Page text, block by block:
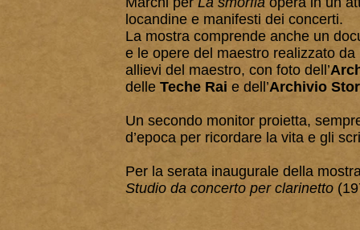
locandine e manifesti dei concerti.
La mostra comprende anche un
e le opere del maestro realizzato da
allievi del maestro, con foto dell’
delle Teche Rai e dell’Archivio
Un secondo monitor proietta,
d’epoca per ricordare la vita e gli
Per la serata inaugurale della
Studio da concerto per clarinetto